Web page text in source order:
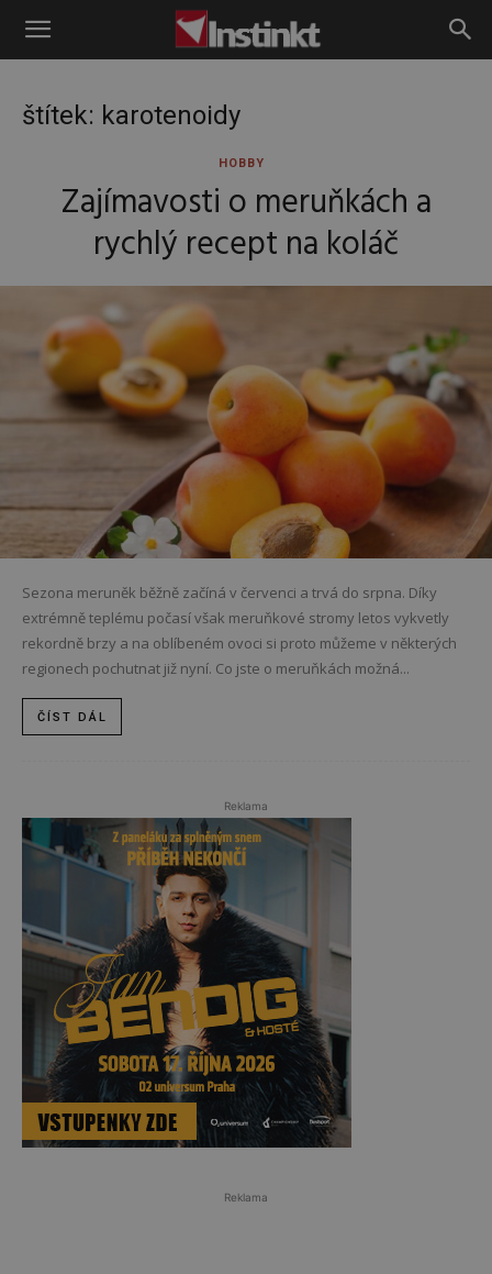
Instinkt
štítek: karotenoidy
HOBBY
Zajímavosti o meruňkách a
rychlý recept na koláč
Sezona meruněk běžně začíná v červenci a trvá do srpna. Díky
extrémně teplému počasí však meruňkové stromy letos vykvetly
rekordně brzy a na oblíbeném ovoci si proto můžeme v některých
regionech pochutnat již nyní. Co jste o meruňkách možná...
ČÍST DÁL
Reklama
Reklama